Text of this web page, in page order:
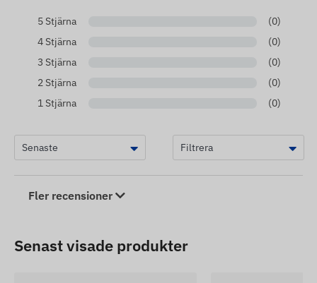
5 Stjärna
(0)
4 Stjärna
(0)
3 Stjärna
(0)
2 Stjärna
(0)
1 Stjärna
(0)
Fler recensioner
Senast visade produkter